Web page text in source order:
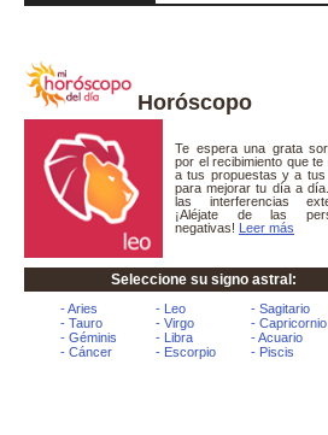
Horóscopo